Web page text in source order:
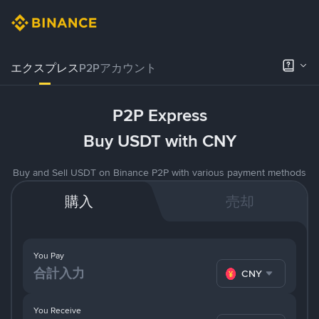
エクスプレスP2Pアカウント
P2P Express
Buy USDT with CNY
Buy and Sell USDT on Binance P2P with various payment methods
購入 売却
You Pay
CNY
You Receive